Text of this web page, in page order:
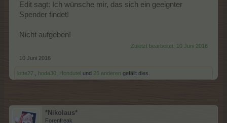
Edit sagt: Ich wünsche mir, das sich ein geeignter
Spender findet!
Nicht aufgeben!
Zuletzt bearbeitet: 10 Juni 2016
10 Juni 2016
lotte27. hoda30 Hondutel und 25 anderen gefällt dies.
*Nikolaus*
Forenfreak